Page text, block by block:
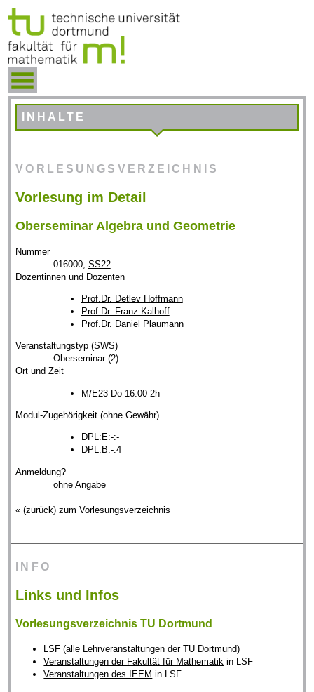
INHALTE
VORLESUNGSVERZEICHNIS
Vorlesung im Detail
Oberseminar Algebra und Geometrie
Nummer
016000, SS22
Dozentinnen und Dozenten
Prof.Dr. Detlev Hoffmann
Prof.Dr. Franz Kalhoff
Prof.Dr. Daniel Plaumann
Veranstaltungstyp (SWS)
Oberseminar (2)
Ort und Zeit
M/E23 Do 16:00 2h
Modul-Zugehörigkeit (ohne Gewähr)
DPL:E:-:-
DPL:B:-:4
Anmeldung?
ohne Angabe
« (zurück) zum Vorlesungsverzeichnis
INFO
Links und Infos
Vorlesungsverzeichnis TU Dortmund
LSF (alle Lehrveranstaltungen der TU Dortmund)
Veranstaltungen der Fakultät für Mathematik in LSF
Veranstaltungen des IEEM in LSF